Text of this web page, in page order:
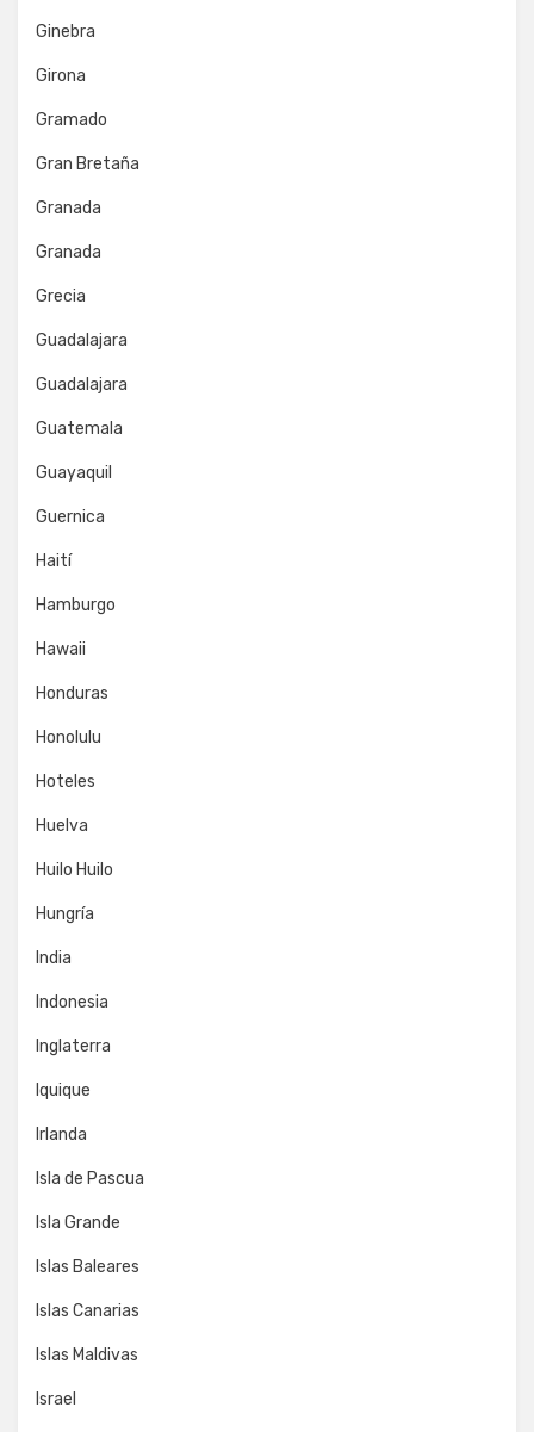
Ginebra
Girona
Gramado
Gran Bretaña
Granada
Granada
Grecia
Guadalajara
Guadalajara
Guatemala
Guayaquil
Guernica
Haití
Hamburgo
Hawaii
Honduras
Honolulu
Hoteles
Huelva
Huilo Huilo
Hungría
India
Indonesia
Inglaterra
Iquique
Irlanda
Isla de Pascua
Isla Grande
Islas Baleares
Islas Canarias
Islas Maldivas
Israel